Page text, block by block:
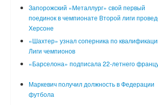
Запорожский «Металлург» свой первый
поединок в чемпионате Второй лиги
Херсоне
«Шахтер» узнал соперника по
Лиги чемпионов
«Барселона» подписала 22-летнего
Маркевич получил должность в Федерации
футбола